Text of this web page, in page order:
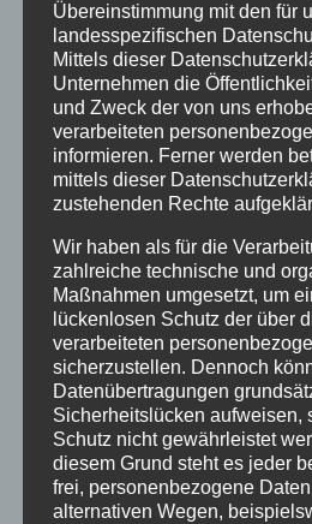
Übereinstimmung mit den für
landesspezifischen
Mittels dieser
Unternehmen die
und Zweck der von uns
verarbeiteten
informieren. Ferner werden
mittels dieser
zustehenden Rechte
Wir haben als für die
zahlreiche technische und
Maßnahmen umgesetzt, um
lückenlosen Schutz der über
verarbeiteten
sicherzustellen. Dennoch
Datenübertragungen
Sicherheitslücken aufweisen,
Schutz nicht gewährleistet
diesem Grund steht es jeder
frei, personenbezogene
alternativen Wegen,